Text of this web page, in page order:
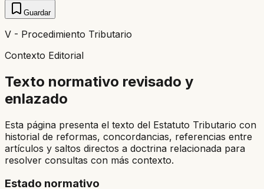
Guardar
V - Procedimiento Tributario
Contexto Editorial
Texto normativo revisado y
enlazado
Esta página presenta el texto del Estatuto Tributario con
historial de reformas, concordancias, referencias entre
artículos y saltos directos a doctrina relacionada para
resolver consultas con más contexto.
Estado normativo